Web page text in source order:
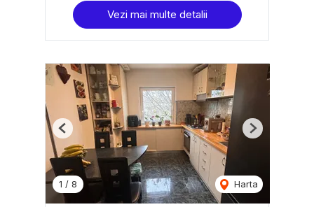
Vezi mai multe detalii
1 / 8 Harta
Previous Next